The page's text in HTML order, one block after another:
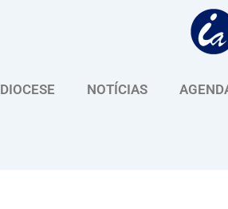
DIOCESE NOTÍCIAS